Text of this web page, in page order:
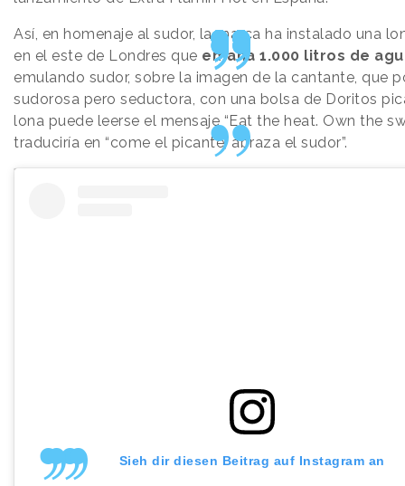
Así, en homenaje al sudor, la marca ha instalado una
en el este de Londres que emana 1.000 litros de
emulando sudor, sobre la imagen de la cantante, que
sudorosa pero seductora, con una bolsa de Doritos
lona puede leerse el mensaje “Eat the heat. Own the
traduciría en “come el picante, abraza el sudor”.
Sieh dir diesen Beitrag auf Instagram an